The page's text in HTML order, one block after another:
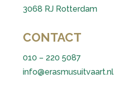
3068 RJ Rotterdam
CONTACT
010 – 220 5087
info@erasmusuitvaart.nl